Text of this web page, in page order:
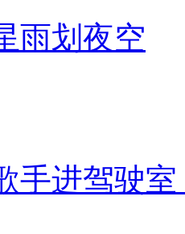
雨划夜空
手进驾驶